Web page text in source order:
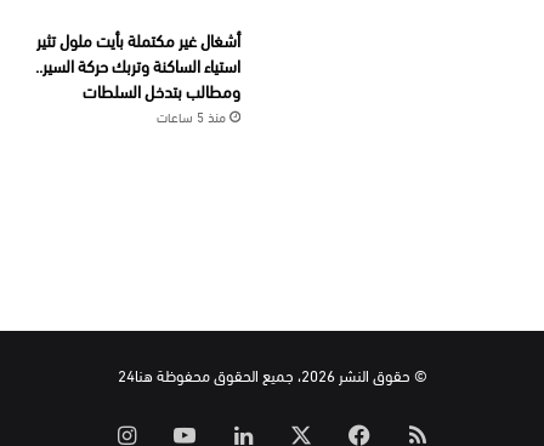
أشغال غير مكتملة بأيت ملول تثير
استياء الساكنة وتربك حركة السير..
ومطالب بتدخل السلطات
منذ 5 ساعات
© حقوق النشر 2026، جميع الحقوق محفوظة هنا24
ملخص فيسبوك لينكدإن ‫YouTube